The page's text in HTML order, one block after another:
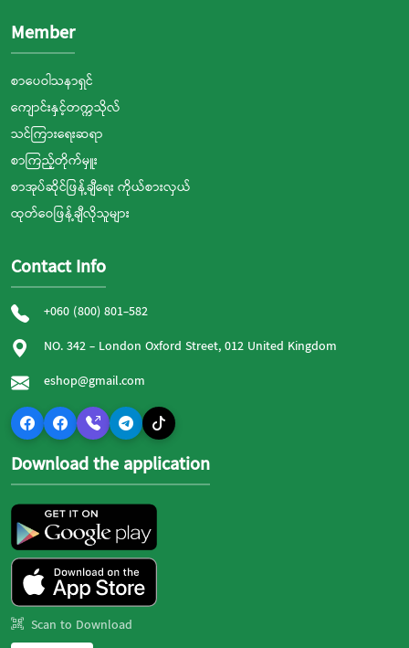
Member
စာပေဝါသနာရှင်
ကျောင်းနှင့်တက္ကသိုလ်
သင်ကြားရေးဆရာ
စာကြည့်တိုက်မှူး
စာအုပ်ဆိုင်ဖြန့်ချီရေး ကိုယ်စားလှယ်
ထုတ်ဝေဖြန့်ချီလိုသူများ
Contact Info
+060 (800) 801-582
NO. 342 - London Oxford Street, 012 United Kingdom
eshop@gmail.com
Download the application
Scan to Download